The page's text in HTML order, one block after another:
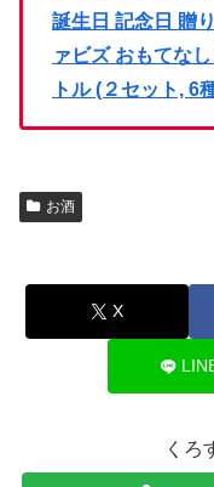
誕生日 記念日 贈
ァビズ おもてな
トル (２セット, 6
お酒
X
くろ